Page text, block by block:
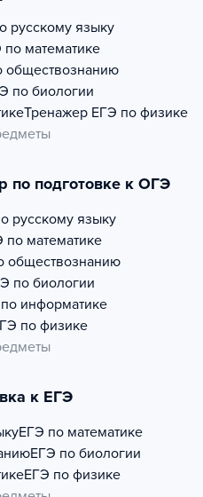
русскому языку
по математике
обществознанию
по биологии
Тренажер ЕГЭ по физике
по подготовке к ОГЭ
русскому языку
математике
обществознанию
по биологии
информатике
по физике
к ЕГЭ
ЕГЭ по математике
ЕГЭ по биологии
ЕГЭ по физике